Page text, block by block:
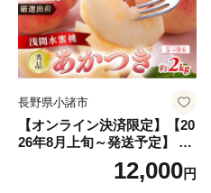
長野県小諸市
【オンライン決済限定】【20
26年8月上旬～発送予定】 先
行予約 「浅間水蜜桃プレミ
アム」 もも あかつき 秀品 約
12,000円